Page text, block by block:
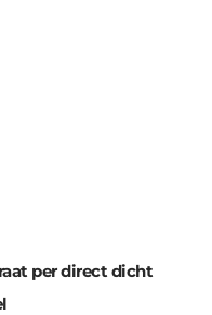
per direct dicht